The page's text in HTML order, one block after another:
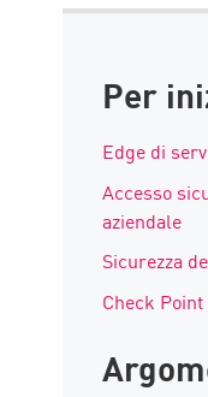
Per
Edge di
Accesso
aziendale
Sicurezza
Check Point